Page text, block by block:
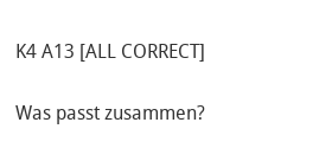
K4 A13 [ALL CORRECT]
Was passt zusammen?